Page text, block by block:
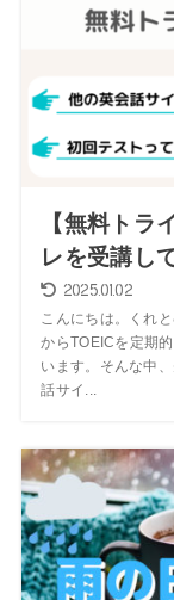
【無料トラ
レを受講し
2025.01.02
こんにちは。くれ
からTOEICを定期
います。そんな中
話サイ...